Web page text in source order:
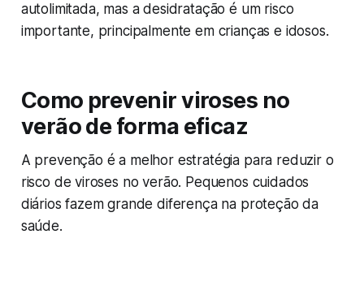
autolimitada, mas a desidratação é um risco
importante, principalmente em crianças e idosos.
Como prevenir viroses no
verão de forma eficaz
A prevenção é a melhor estratégia para reduzir o
risco de viroses no verão. Pequenos cuidados
diários fazem grande diferença na proteção da
saúde.